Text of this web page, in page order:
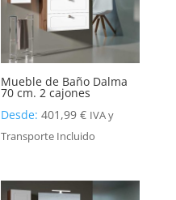
Mueble de Baño Dalma
70 cm. 2 cajones
Desde:401,99€ IVA y
Transporte Incluido